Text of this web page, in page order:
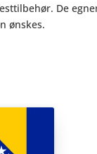
De
ønskes.